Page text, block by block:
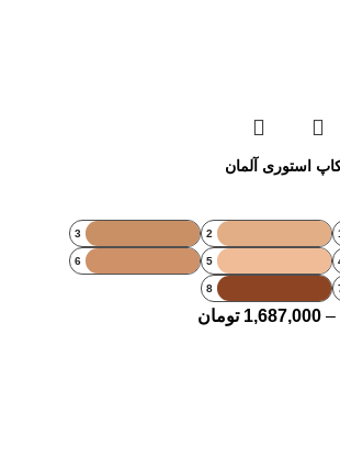
استوری آلمان
2
3
5
6
8
–
1,687,000 تومان